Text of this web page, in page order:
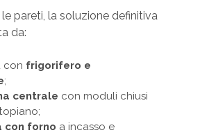
pareti, la soluzione definitiva
da:
con frigorifero e
;
centrale con moduli chiusi
con forno a incasso e